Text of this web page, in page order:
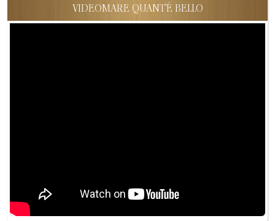
VIDEOMARE QUANT'È BELLO